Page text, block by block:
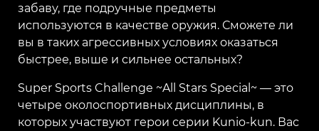
забаву, где подручные предметы
используются в качестве оружия. Сможете ли
вы в таких агрессивных условиях оказаться
быстрее, выше и сильнее остальных?
Super Sports Challenge ~All Stars Special~ — это
четыре околоспортивных дисциплины, в
которых участвуют герои серии Kunio-kun. Вас